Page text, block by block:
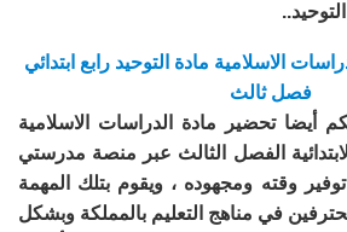
الاسلامية مادة التوحيد رابع ابتدائي
فصل ثالث
أيضا تحضير مادة الدراسات الاسلامية
الفصل الثالث عبر منصة مدرستي
وقته ومجهوده ، ويقوم بتلك المهمة
في مناهج التعليم بالمملكة وبشكل